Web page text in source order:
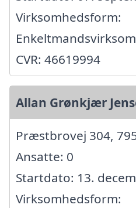
Virksomhedsform:
CVR: 46619994
Allan Grønkjær
Præstbrovej 304,
Ansatte: 0
Startdato: 13.
Virksomhedsform: